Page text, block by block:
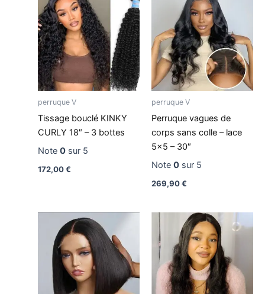
perruque V
Tissage bouclé KINKY
CURLY 18″ – 3 bottes
Note 0sur 5
172,00€
perruque V
Perruque vagues de
corps sans colle – lace
5×5 – 30″
Note 0sur 5
269,90€